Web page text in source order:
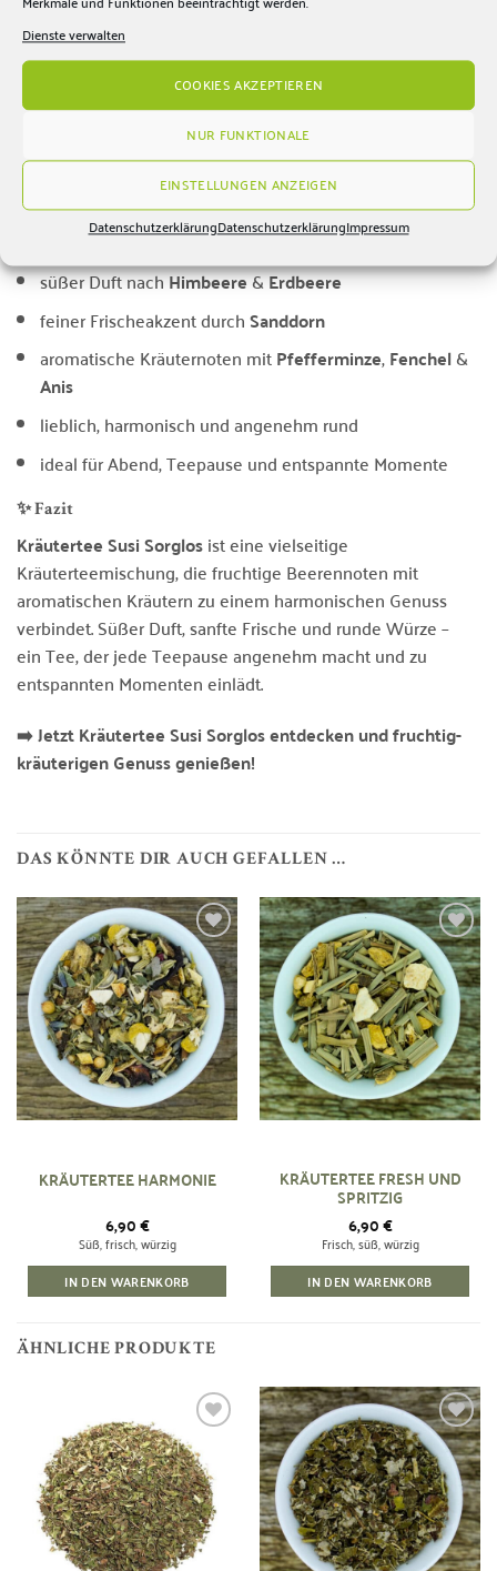
Dienste verwalten
COOKIES AKZEPTIEREN
NUR FUNKTIONALE
EINSTELLUNGEN ANZEIGEN
DatenschutzerklärungDatenschutzerklärungImpressum
Wassertemperatur:100 °C
Ziehzeit:6–10 Minuten
Tipp: Für ein intensiveres Aroma etwas länger ziehen lassen.
Wer es frischer mag, kann den Tee auch abkühlen
lassen und als mild-fruchtiges Kaltgetränk genießen.
✅ Vorteile auf einen Blick
fruchtig-kräuterigeKräuterteemischungin loser Qualität
süßer Duft nachHimbeere&Erdbeere
feiner Frischeakzent durchSanddorn
aromatische Kräuternoten mitPfefferminze,Fenchel&
Anis
lieblich, harmonisch und angenehm rund
ideal für Abend, Teepause und entspannte Momente
✨ Fazit
Kräutertee Susi Sorglosist eine vielseitige
Kräuterteemischung, die fruchtige Beerennoten mit
aromatischen Kräutern zu einem harmonischen Genuss
verbindet. Süßer Duft, sanfte Frische und runde Würze –
ein Tee, der jede Teepause angenehm macht und zu
entspannten Momenten einlädt.
➡️ Jetzt Kräutertee Susi Sorglos entdecken und fruchtig-
kräuterigen Genuss genießen!
DAS KÖNNTE DIR AUCH GEFALLEN …
Zur
Wunschliste
hinzufügen
KRÄUTERTEE HARMONIE
6,90€
Süß, frisch, würzig
IN DEN WARENKORB
Zur
Wunschliste
hinzufügen
KRÄUTERTEE FRESH UND
SPRITZIG
6,90€
Frisch, süß, würzig
IN DEN WARENKORB
ÄHNLICHE PRODUKTE
Zur
Wunschliste
hinzufügen
Zur
Wunschliste
hinzufügen